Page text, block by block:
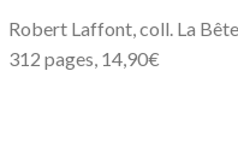
Robert Laffont, coll. La
312 pages, 14,90€